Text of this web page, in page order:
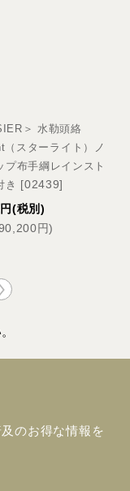
＞ 水勒頭絡
（スターライト）ノ
プ布手綱レインスト
き
[02439]
円(税別)
円)
のお得な情報を